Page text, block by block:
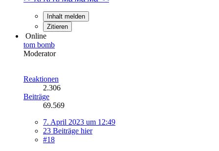
Inhalt melden
Zitieren
Online
tom bomb
Moderator
Reaktionen
2.306
Beiträge
69.569
7. April 2023 um 12:49
23 Beiträge hier
#18